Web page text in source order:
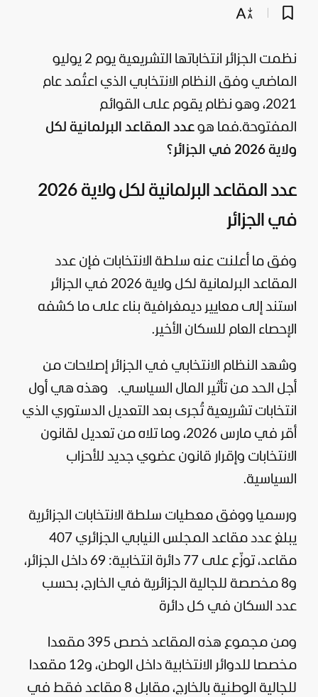
نظمت الجزائر
انتخاباتها التشريعية يوم 2 يوليو
الماضي وفق النظام الانتخابي الذي اعتُمد عام
2021، وهو نظام يقوم على القوائم
المفتوحة.فما هو عدد المقاعد البرلمانية لكل
ولاية 2026 في الجزائر؟
عدد المقاعد البرلمانية لكل ولاية 2026
في الجزائر
وفق ما أعلنت عنه سلطة الانتخابات فإن عدد
المقاعد البرلمانية لكل ولاية 2026 في الجزائر
استند إلى معايير ديمغرافية بناء على ما كشفه
الإحصاء العام للسكان الأخير.
وشهد النظام الانتخابي في الجزائر إصلاحات من
أجل الحد من تأثير المال السياسي. وهذه هي أول
انتخابات تشريعية تُجرى بعد التعديل الدستوري الذي
أقر في مارس 2026، وما تلاه من تعديل لقانون
الانتخابات وإقرار قانون عضوي جديد للأحزاب
السياسية.
ورسميا ووفق معطيات سلطة الانتخابات الجزائرية
يبلغ عدد مقاعد المجلس النيابي الجزائري 407
مقاعد، توزّع على 77 دائرة انتخابية: 69 داخل الجزائر،
و8 مخصصة للجالية الجزائرية في الخارج، بحسب
عدد السكان في كل دائرة
ومن مجموع هذه المقاعد خصص 395 مقعدا
مخصصا للدوائر الانتخابية داخل الوطن، و12 مقعدا
للجالية الوطنية بالخارج، مقابل 8 مقاعد فقط في